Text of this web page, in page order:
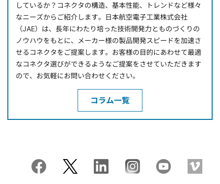
しているか？コネクタの構造、基本性能、トレンドなど様々
なニーズからご紹介します。日本航空電子工業株式会社
（JAE）は、長年にわたり培った技術開発力とものづくりの
ノウハウをもとに、メーカー様の製品開発スピードを加速さ
せるコネクタをご提案します。お客様の目的にあわせて最適
なコネクタ選びができるようなご提案をさせていただきます
ので、お気軽にお問い合わせください。
コラム一覧